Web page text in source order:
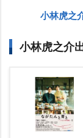
小林虎之
小林虎之介